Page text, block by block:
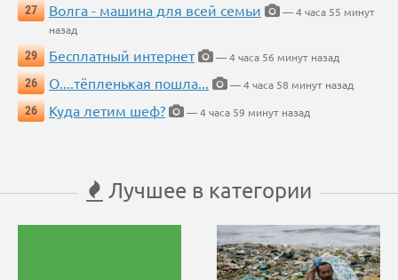
27
Волга - машина для всей семьи
— 4 часа 55 минут
назад
29
Бесплатный интернет
— 4 часа 56 минут назад
26
О....тёпленькая пошла...
— 4 часа 58 минут назад
26
Куда летим шеф? — 4 часа 59 минут назад
Лучшее в категории